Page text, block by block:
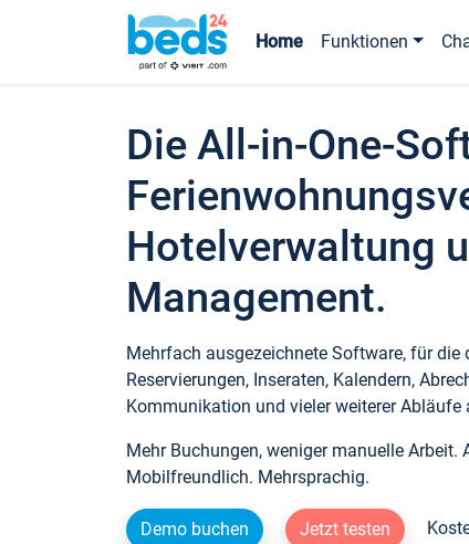
Home Funktionen
Die All-in-One-
Hotelverwaltung
Management.
Mehrfach ausgezeichnete Software, für die
Reservierungen, Inseraten, Kalendern,
Kommunikation und vieler weiterer Abläufe
Mehr Buchungen, weniger manuelle Arbeit.
Mobilfreundlich. Mehrsprachig.
Demo buchen Jetzt testen